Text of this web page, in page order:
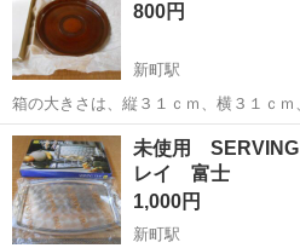
800円
新町駅
箱の大きさは、縦３１ｃｍ、横３１ｃｍ
群馬 佐波郡 新町駅
未使用
レイ 富士
1,000円
新町駅